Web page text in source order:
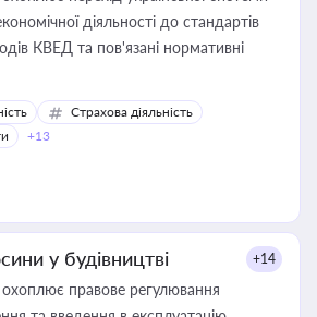
діяльності до стандартів
КВЕД та пов'язані нормативні
Страхова діяльність
+13
у будівництві +14
правове регулювання